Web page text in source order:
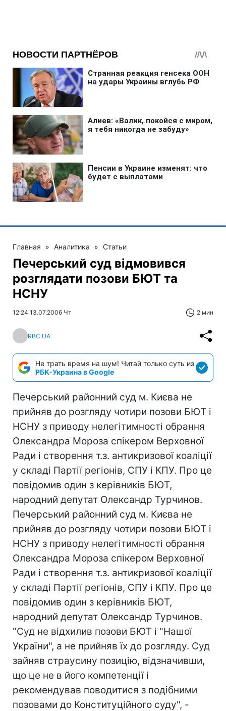
Главная » Аналитика » Статьи
Печерський суд відмовився
розглядати позови БЮТ та
НСНУ
12:24 13.07.2006 Чт 2 мин
RBC.UA
Не трать время на шум! Читай только суть из
РБК-Украина в Google
Печерський районний суд м. Києва не
прийняв до розгляду чотири позови БЮТ і
НСНУ з приводу нелегітимності обрання
Олександра Мороза спікером Верховної
Ради і створення т.з. антикризової коаліції
у складі Партії регіонів, СПУ і КПУ. Про це
повідомив один з керівників БЮТ,
народний депутат Олександр Турчинов.
Печерський районний суд м. Києва не
прийняв до розгляду чотири позови БЮТ і
НСНУ з приводу нелегітимності обрання
Олександра Мороза спікером Верховної
Ради і створення т.з. антикризової коаліції
у складі Партії регіонів, СПУ і КПУ. Про це
повідомив один з керівників БЮТ,
народний депутат Олександр Турчинов.
"Суд не відхилив позови БЮТ і "Нашої
України", а не прийняв їх до розгляду. Суд
зайняв страусину позицію, відзначивши,
що це не в його компетенції і
рекомендував поводитися з подібними
позовами до Конституційного суду", -